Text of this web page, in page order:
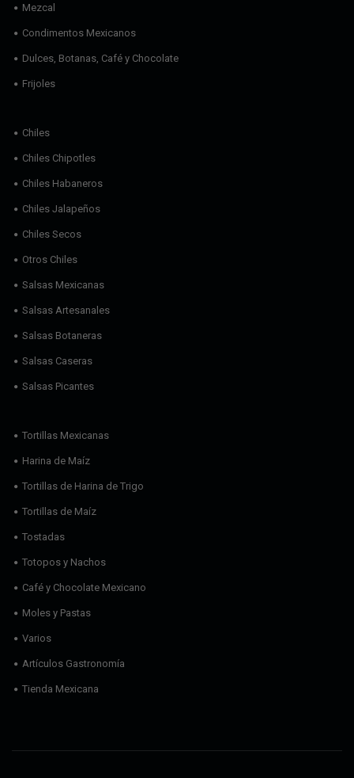
Mezcal
Condimentos Mexicanos
Dulces, Botanas, Café y Chocolate
Frijoles
Chiles
Chiles Chipotles
Chiles Habaneros
Chiles Jalapeños
Chiles Secos
Otros Chiles
Salsas Mexicanas
Salsas Artesanales
Salsas Botaneras
Salsas Caseras
Salsas Picantes
Tortillas Mexicanas
Harina de Maíz
Tortillas de Harina de Trigo
Tortillas de Maíz
Tostadas
Totopos y Nachos
Café y Chocolate Mexicano
Moles y Pastas
Varios
Artículos Gastronomía
Tienda Mexicana